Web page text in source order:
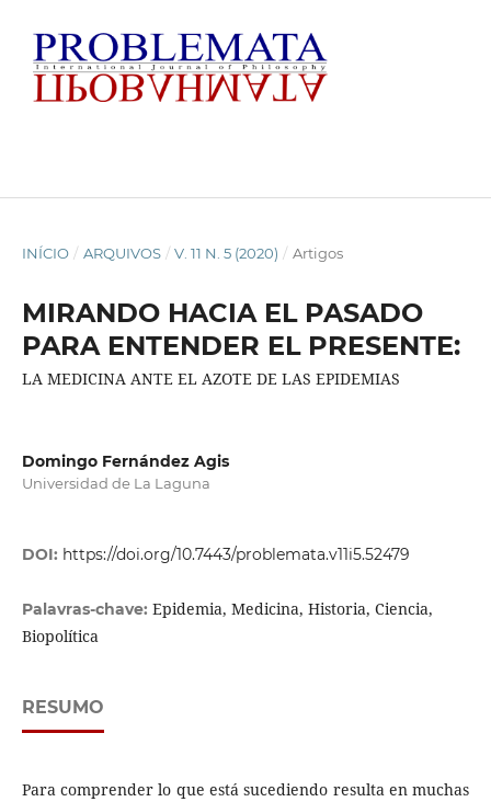
INÍCIO / ARQUIVOS / V. 11 N. 5 (2020) / Artigos
MIRANDO HACIA EL PASADO
PARA ENTENDER EL PRESENTE:
LA MEDICINA ANTE EL AZOTE DE LAS EPIDEMIAS
Domingo Fernández Agis
Universidad de La Laguna
DOI: https://doi.org/10.7443/problemata.v11i5.52479
Palavras-chave: Epidemia, Medicina, Historia, Ciencia,
Biopolítica
RESUMO
Para comprender lo que está sucediendo resulta en muchas